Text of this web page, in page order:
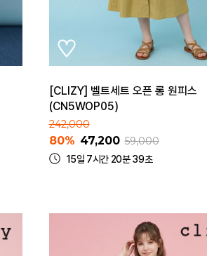
[CLIZY] 벨트세트 오픈 롱 원피스
(CN5WOP05)
242,000
80% 47,200 59,000
15일 7시간 20분 39초